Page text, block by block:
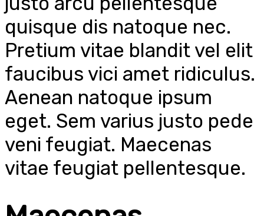
quisque dis natoque nec.
Pretium vitae blandit vel elit
faucibus vici amet ridiculus.
Aenean natoque ipsum
eget. Sem varius justo pede
veni feugiat. Maecenas
vitae feugiat pellentesque.